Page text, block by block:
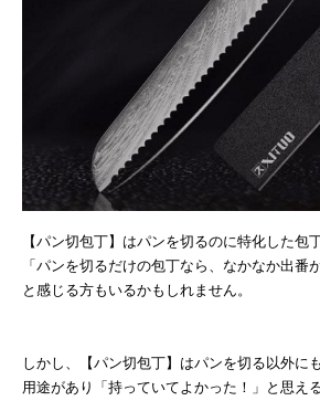
【パン切包丁】はパンを切るのに特化した包
「パンを切るだけの包丁なら、なかなか出番
と感じる方もいるかもしれません。
しかし、【パン切包丁】はパンを切る以外にも
用途があり「持っていてよかった！」と思え